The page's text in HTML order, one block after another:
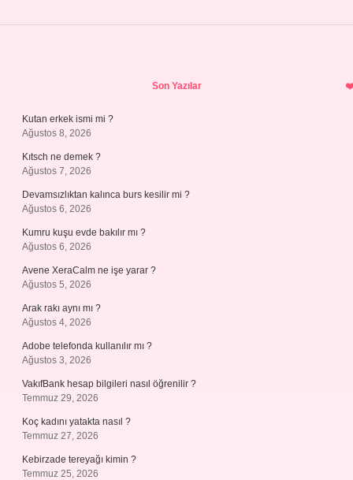
Son Yazılar
Kutan erkek ismi mi ?
Ağustos 8, 2026
Kıtsch ne demek ?
Ağustos 7, 2026
Devamsızlıktan kalınca burs kesilir mi ?
Ağustos 6, 2026
Kumru kuşu evde bakılır mı ?
Ağustos 6, 2026
Avene XeraCalm ne işe yarar ?
Ağustos 5, 2026
Arak rakı aynı mı ?
Ağustos 4, 2026
Adobe telefonda kullanılır mı ?
Ağustos 3, 2026
VakıfBank hesap bilgileri nasıl öğrenilir ?
Temmuz 29, 2026
Koç kadını yatakta nasıl ?
Temmuz 27, 2026
Kebirzade tereyağı kimin ?
Temmuz 25, 2026